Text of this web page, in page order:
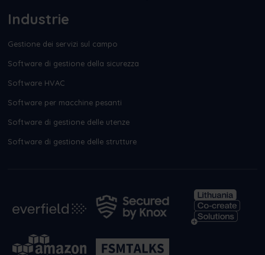
Industrie
Gestione dei servizi sul campo
Software di gestione della sicurezza
Software HVAC
Software per macchine pesanti
Software di gestione delle utenze
Software di gestione delle strutture